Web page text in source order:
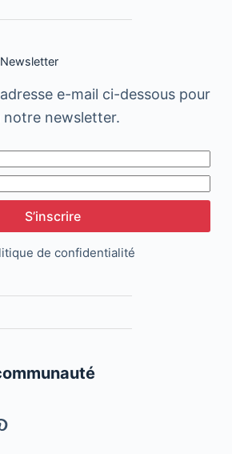
e-mail ci-dessous pour
notre newsletter.
S’inscrire
de confidentialité